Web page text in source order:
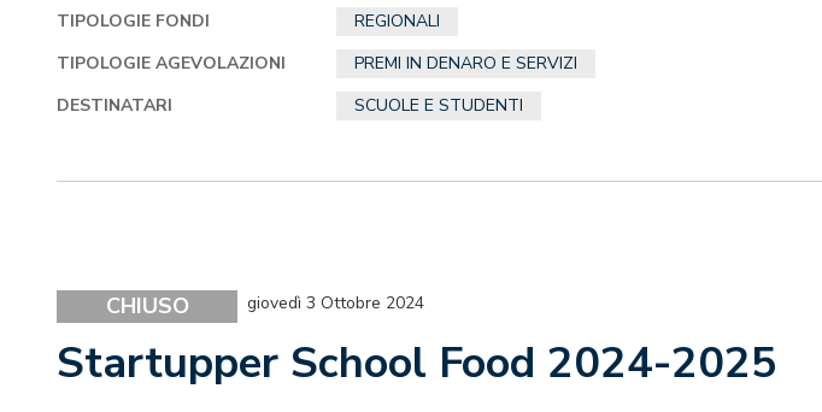
TIPOLOGIE FONDI
REGIONALI
TIPOLOGIE AGEVOLAZIONI
PREMI IN DENARO E SERVIZI
DESTINATARI
SCUOLE E STUDENTI
CHIUSO giovedì 3 Ottobre 2024
Startupper School Food 2024-2025